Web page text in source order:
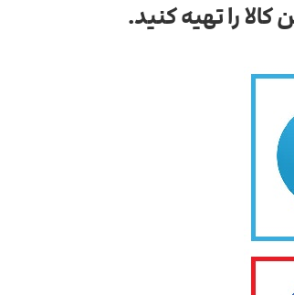
کالا را تهیه کنید.